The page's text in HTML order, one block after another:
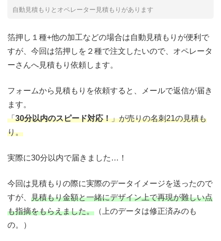
自動見積もりとオペレーター見積もりがあります
箔押し１種+他の加工などの場合は自動見積もりが便利で
すが、今回は箔押しを２種で注文したいので、オペレータ
ーさんへ見積もり依頼します。
フォームから見積もりを依頼すると、メールで返信が届き
ます。
「30分以内のスピード対応！」が売りの名刺21の見積も
り。
実際に30分以内で届きました…！
今回は見積もりの際に実際のデータイメージを送ったので
すが、 見積もり金額と一緒にデザイン上で再現が難しい点
も指摘をもらえました。 （上のデータは修正済みのも
の。）